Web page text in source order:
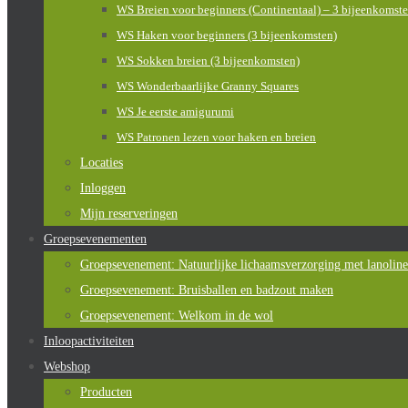
WS Breien voor beginners (Continentaal) – 3
WS Haken voor beginners (3 bijeenkomsten)
WS Sokken breien (3 bijeenkomsten)
WS Wonderbaarlijke Granny Squares
WS Je eerste amigurumi
WS Patronen lezen voor haken en breien
Locaties
Inloggen
Mijn reserveringen
Groepsevenementen
Groepsevenement: Natuurlijke lichaamsverzorging met lanoline
Groepsevenement: Bruisballen en badzout maken
Groepsevenement: Welkom in de wol
Inloopactiviteiten
Webshop
Producten